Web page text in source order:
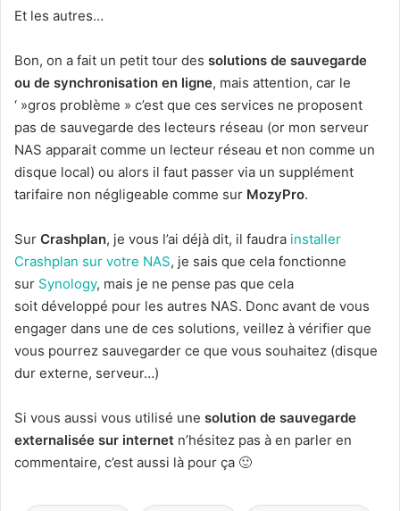
Et les autres…
Bon, on a fait un petit tour des solutions de sauvegarde
ou de synchronisation en ligne, mais attention, car le
‘ »gros problème » c’est que ces services ne proposent
pas de sauvegarde des lecteurs réseau (or mon serveur
NAS apparait comme un lecteur réseau et non comme un
disque local) ou alors il faut passer via un supplément
tarifaire non négligeable comme sur MozyPro.
Sur Crashplan, je vous l’ai déjà dit, il faudra installer
Crashplan sur votre NAS, je sais que cela fonctionne
sur Synology, mais je ne pense pas que cela
soit développé pour les autres NAS. Donc avant de vous
engager dans une de ces solutions, veillez à vérifier que
vous pourrez sauvegarder ce que vous souhaitez (disque
dur externe, serveur…)
Si vous aussi vous utilisé une solution de sauvegarde
externalisée sur internet n’hésitez pas à en parler en
commentaire, c’est aussi là pour ça 🙂